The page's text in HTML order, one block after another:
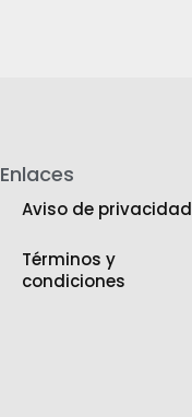
Enlaces
Aviso de privacidad
Términos y
condiciones